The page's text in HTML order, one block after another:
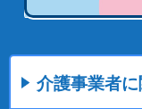
介護事業者